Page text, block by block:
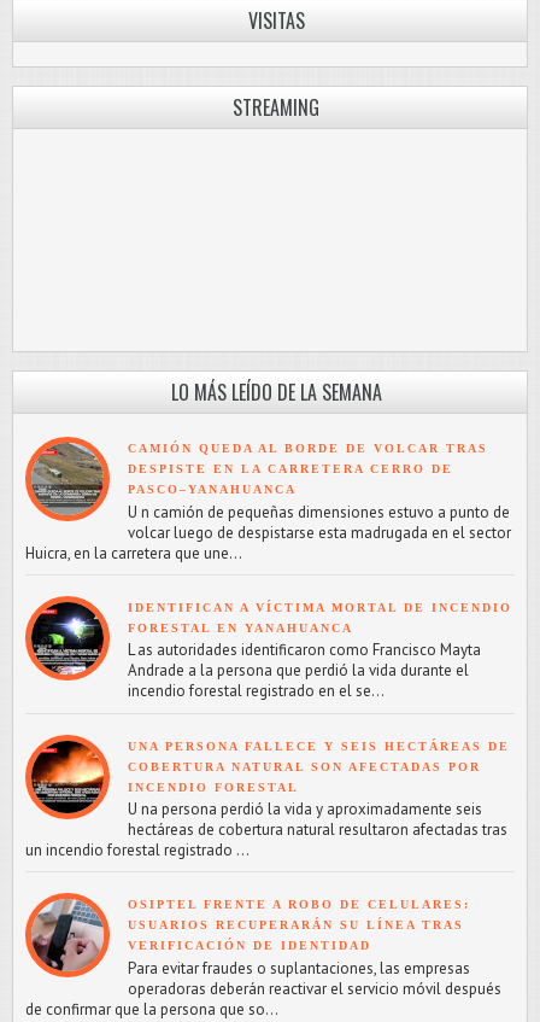
VISITAS
STREAMING
LO MÁS LEÍDO DE LA SEMANA
CAMIÓN QUEDA AL BORDE DE VOLCAR TRAS
DESPISTE EN LA CARRETERA CERRO DE
PASCO–YANAHUANCA
U n camión de pequeñas dimensiones estuvo a punto de
volcar luego de despistarse esta madrugada en el sector
Huicra, en la carretera que une...
IDENTIFICAN A VÍCTIMA MORTAL DE INCENDIO
FORESTAL EN YANAHUANCA
L as autoridades identificaron como Francisco Mayta
Andrade a la persona que perdió la vida durante el
incendio forestal registrado en el se...
UNA PERSONA FALLECE Y SEIS HECTÁREAS DE
COBERTURA NATURAL SON AFECTADAS POR
INCENDIO FORESTAL
U na persona perdió la vida y aproximadamente seis
hectáreas de cobertura natural resultaron afectadas tras
un incendio forestal registrado ...
OSIPTEL FRENTE A ROBO DE CELULARES:
USUARIOS RECUPERARÁN SU LÍNEA TRAS
VERIFICACIÓN DE IDENTIDAD
Para evitar fraudes o suplantaciones, las empresas
operadoras deberán reactivar el servicio móvil después
de confirmar que la persona que so...